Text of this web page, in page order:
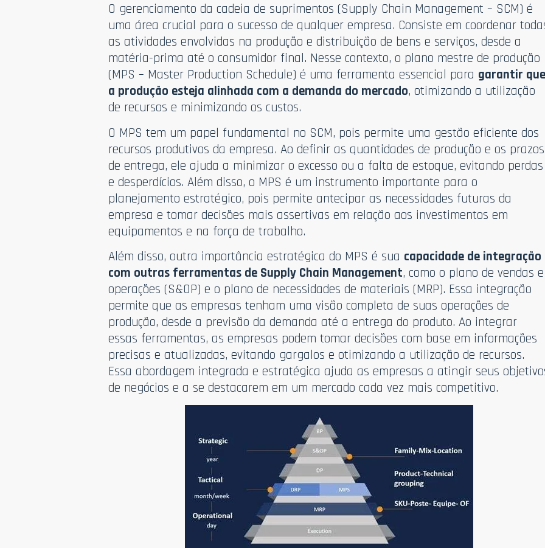
O gerenciamento da cadeia de suprimentos (Supply Chain Management – SCM) é
uma área crucial para o sucesso de qualquer empresa. Consiste em coordenar
as atividades envolvidas na produção e distribuição de bens e serviços, desde a
matéria-prima até o consumidor final. Nesse contexto, o plano mestre de produção
(MPS – Master Production Schedule) é uma ferramenta essencial para garantir
a produção esteja alinhada com a demanda do mercado, otimizando a utilização
de recursos e minimizando os custos.
O MPS tem um papel fundamental no SCM, pois permite uma gestão eficiente dos
recursos produtivos da empresa. Ao definir as quantidades de produção e os prazos
de entrega, ele ajuda a minimizar o excesso ou a falta de estoque, evitando perdas
e desperdícios. Além disso, o MPS é um instrumento importante para o
planejamento estratégico, pois permite antecipar as necessidades futuras da
empresa e tomar decisões mais assertivas em relação aos investimentos em
equipamentos e na força de trabalho.
Além disso, outra importância estratégica do MPS é sua capacidade de integração
com outras ferramentas de Supply Chain Management, como o plano de vendas e
operações (S&OP) e o plano de necessidades de materiais (MRP). Essa integração
permite que as empresas tenham uma visão completa de suas operações de
produção, desde a previsão da demanda até a entrega do produto. Ao integrar
essas ferramentas, as empresas podem tomar decisões com base em informações
precisas e atualizadas, evitando gargalos e otimizando a utilização de recursos.
Essa abordagem integrada e estratégica ajuda as empresas a atingir seus
de negócios e a se destacarem em um mercado cada vez mais competitivo.